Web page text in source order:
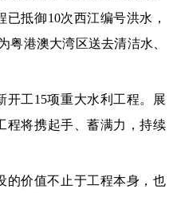
抵御10次西江编号洪水，
粤港澳大湾区送去清洁水、
工15项重大水利工程。展
程将携起手、蓄满力，持续
价值不止于工程本身，也